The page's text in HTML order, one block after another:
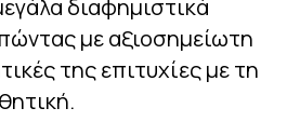
διαφημιστικά
με αξιοσημείωτη
της επιτυχίες με τη